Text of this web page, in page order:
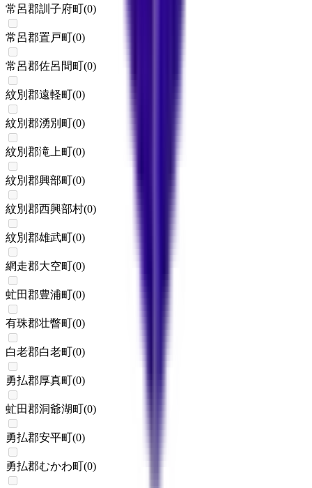
常呂郡訓子府町(0)
常呂郡置戸町(0)
常呂郡佐呂間町(0)
紋別郡遠軽町(0)
紋別郡湧別町(0)
紋別郡滝上町(0)
紋別郡興部町(0)
紋別郡西興部村(0)
紋別郡雄武町(0)
網走郡大空町(0)
虻田郡豊浦町(0)
有珠郡壮瞥町(0)
白老郡白老町(0)
勇払郡厚真町(0)
虻田郡洞爺湖町(0)
勇払郡安平町(0)
勇払郡むかわ町(0)